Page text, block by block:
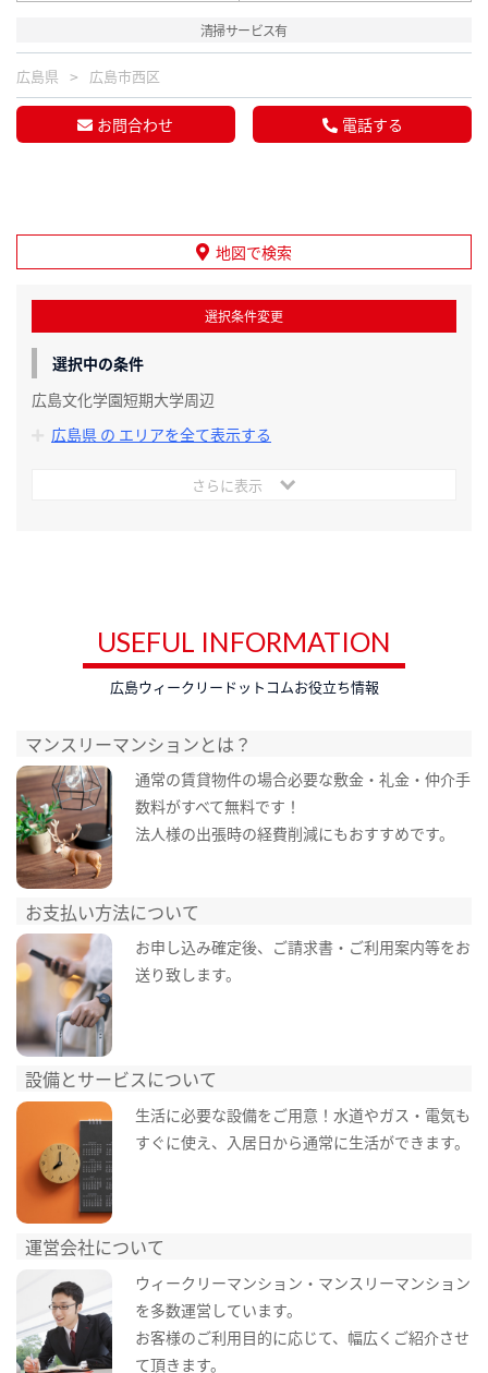
清掃サービス有
広島県 広島市西区
お問合わせ 電話する
地図で検索
選択条件変更
選択中の条件
広島文化学園短期大学周辺
広島県 の エリアを全て表示する
さらに表示
USEFUL INFORMATION
広島ウィークリードットコムお役立ち情報
マンスリーマンションとは？
通常の賃貸物件の場合必要な敷金・礼金・仲介手
数料がすべて無料です！
法人様の出張時の経費削減にもおすすめです。
お支払い方法について
お申し込み確定後、ご請求書・ご利用案内等をお
送り致します。
設備とサービスについて
生活に必要な設備をご用意！水道やガス・電気も
すぐに使え、入居日から通常に生活ができます。
運営会社について
ウィークリーマンション・マンスリーマンション
を多数運営しています。
お客様のご利用目的に応じて、幅広くご紹介させ
て頂きます。